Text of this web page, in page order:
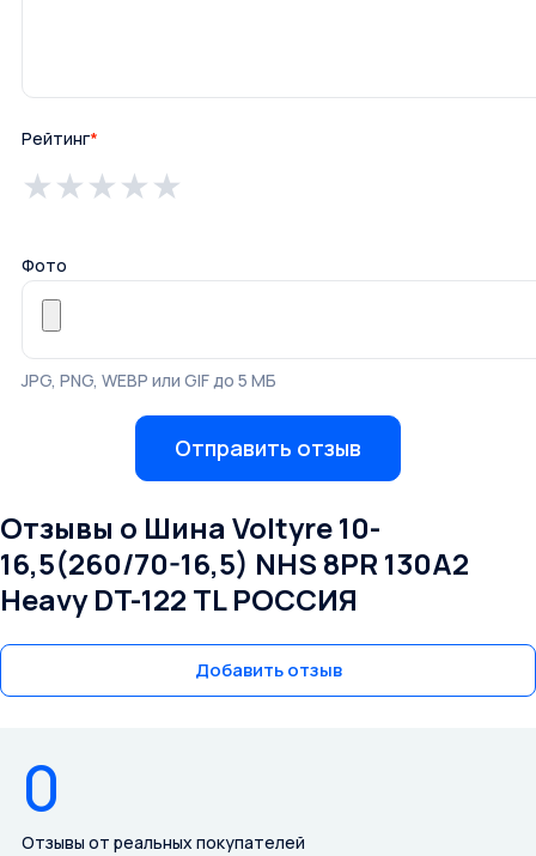
Рейтинг*
★
★
★
★
★
Фото
JPG, PNG, WEBP или GIF до 5 МБ
Отправить отзыв
Отзывы о Шина Voltyre 10-
16,5(260/70-16,5) NHS 8PR 130A2
Heavy DT-122 TL РОССИЯ
Добавить отзыв
0
Отзывы от реальных покупателей